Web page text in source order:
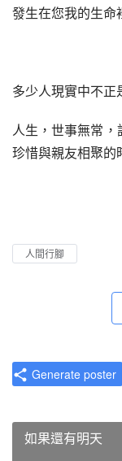
發生在您我的生命
多少人現實中不正
人生，世事無常
珍惜與親友相聚的
人間行腳
Generate poster
如果還有明天